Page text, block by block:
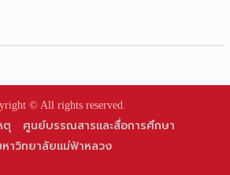
© All rights reserved.
ตุ
ศูนย์บรรณสารและสื่อการศึกษา
หาวิทยาลัยแม่ฟ้าหลวง